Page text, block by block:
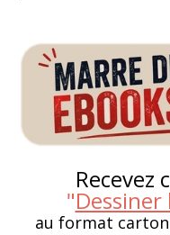
Recevez
"Dessiner
au format